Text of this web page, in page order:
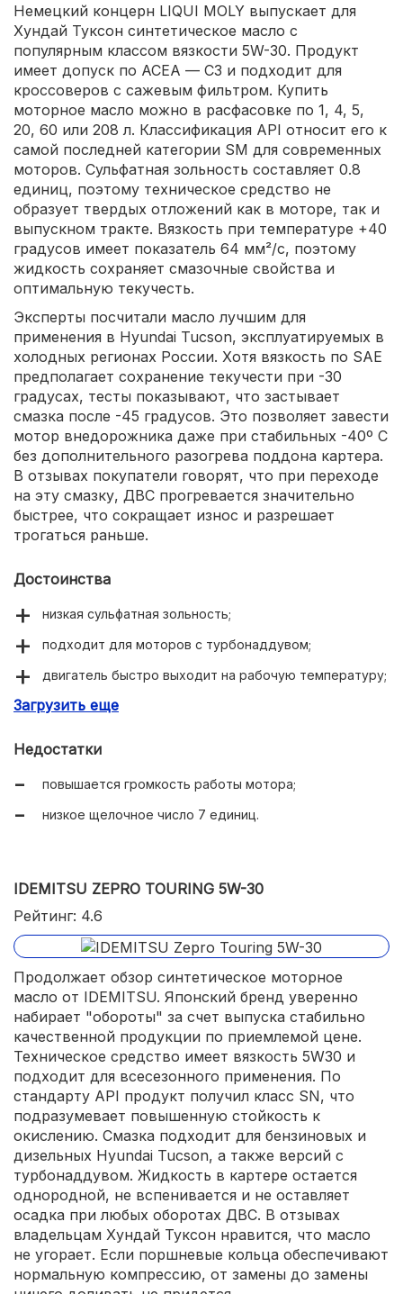
Немецкий концерн LIQUI MOLY выпускает для
Хундай Туксон синтетическое масло с
популярным классом вязкости 5W-30. Продукт
имеет допуск по АСЕА — С3 и подходит для
кроссоверов с сажевым фильтром. Купить
моторное масло можно в расфасовке по 1, 4, 5,
20, 60 или 208 л. Классификация API относит его к
самой последней категории SM для современных
моторов. Сульфатная зольность составляет 0.8
единиц, поэтому техническое средство не
образует твердых отложений как в моторе, так и
выпускном тракте. Вязкость при температуре +40
градусов имеет показатель 64 мм²/с, поэтому
жидкость сохраняет смазочные свойства и
оптимальную текучесть.
Эксперты посчитали масло лучшим для
применения в Hyundai Tucson, эксплуатируемых в
холодных регионах России. Хотя вязкость по SAE
предполагает сохранение текучести при -30
градусах, тесты показывают, что застывает
смазка после -45 градусов. Это позволяет завести
мотор внедорожника даже при стабильных -40º С
без дополнительного разогрева поддона картера.
В отзывах покупатели говорят, что при переходе
на эту смазку, ДВС прогревается значительно
быстрее, что сокращает износ и разрешает
трогаться раньше.
Достоинства
низкая сульфатная зольность;
подходит для моторов с турбонаддувом;
двигатель быстро выходит на рабочую температуру;
оптимальное давление на любых оборотах.
Загрузить еще
Недостатки
повышается громкость работы мотора;
низкое щелочное число 7 единиц.
IDEMITSU ZEPRO TOURING 5W-30
Рейтинг: 4.6
Продолжает обзор синтетическое моторное
масло от IDEMITSU. Японский бренд уверенно
набирает "обороты" за счет выпуска стабильно
качественной продукции по приемлемой цене.
Техническое средство имеет вязкость 5W30 и
подходит для всесезонного применения. По
стандарту API продукт получил класс SN, что
подразумевает повышенную стойкость к
окислению. Смазка подходит для бензиновых и
дизельных Hyundai Tucson, а также версий с
турбонаддувом. Жидкость в картере остается
однородной, не вспенивается и не оставляет
осадка при любых оборотах ДВС. В отзывах
владельцам Хундай Туксон нравится, что масло
не угорает. Если поршневые кольца обеспечивают
нормальную компрессию, от замены до замены